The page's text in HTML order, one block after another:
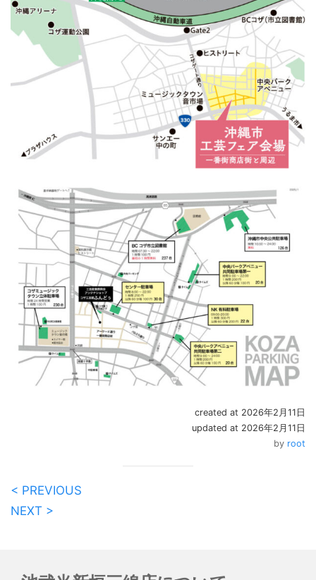
created at 2026年2月11日
updated at 2026年2月11日
by root
< PREVIOUS
NEXT >